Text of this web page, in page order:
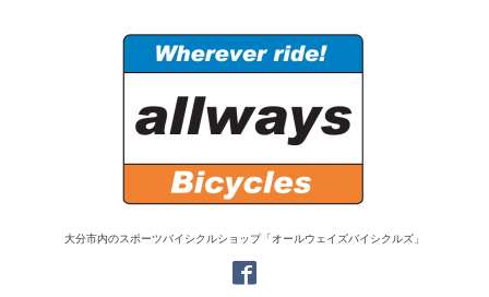
大分市内のスポーツバイシクルショップ「オールウェイズバイシクルズ」